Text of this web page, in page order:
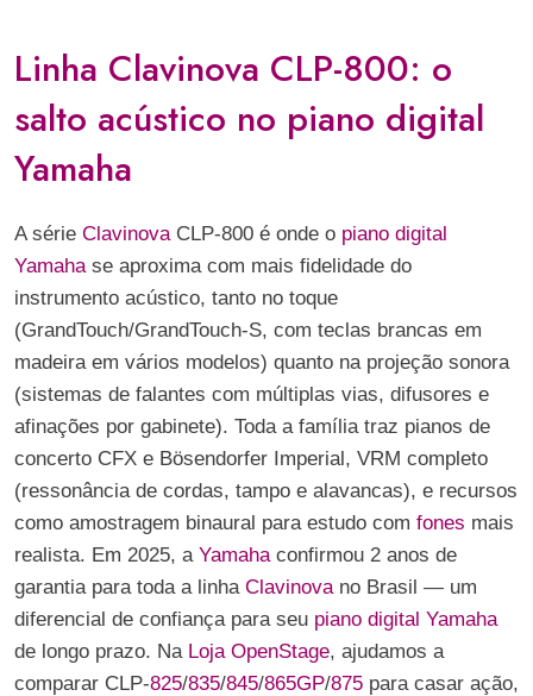
Linha Clavinova CLP-800: o
salto acústico no piano digital
Yamaha
A série ClavinovaCLP-800 é onde o piano digital
Yamahase aproxima com mais fidelidade do
instrumento acústico, tanto no toque
(GrandTouch/GrandTouch-S, com teclas brancas em
madeira em vários modelos) quanto na projeção sonora
(sistemas de falantes com múltiplas vias, difusores e
afinações por gabinete). Toda a família traz pianos de
concerto CFX e Bösendorfer Imperial, VRM completo
(ressonância de cordas, tampo e alavancas), e recursos
como amostragem binaural para estudo com fones mais
realista. Em 2025, a Yamahaconfirmou 2 anos de
garantia para toda a linhaClavinova no Brasil — um
diferencial de confiança para seu piano digital Yamaha
de longo prazo. Na Loja OpenStage, ajudamos a
comparar CLP-825/835/845/865GP/875 para casar ação,